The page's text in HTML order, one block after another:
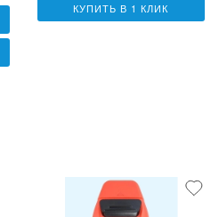
КУПИТЬ В 1 КЛИК